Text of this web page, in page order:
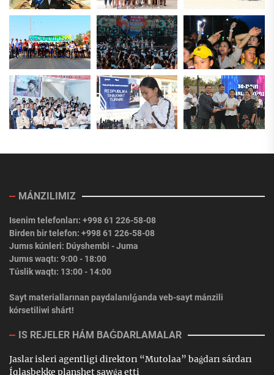
MÁNZILIMIZ
Isenim telefonları: +998 61 226-58-08
Birden bir telefon: +998 61 226-58-08
Jumıs kúnleri: Dúyshembi - Juma
Jumıs waqtı: 9:00 - 18:00
Túslik waqtı: 13:00 - 14:00
Sayt materiallarınan paydalanılǵanda veb-sayt mánzili
kórsetiliwi shárt!
IS REJELER HÁM BAǴDARLAMALAR
Jaslar isleri agentligi direktorı “Mutolaa” baǵdarı sárdarı
Íqlasbekke planshet sawǵa etti